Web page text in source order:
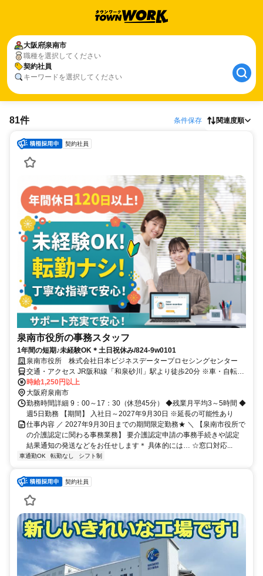
大阪府泉南市
職種を選択してください
契約社員
キーワードを選択してください
81件 条件保存 関連度順
契約社員
泉南市役所の事務スタッフ
1年間の短期♪未経験OK＊土日祝休み/824-9w0101
泉南市役所 株式会社日本ビジネスデータープロセシングセンター
交通・アクセス JR阪和線「和泉砂川」駅より徒歩20分 ※車・自転車
通勤OK！
時給1,250円以上
大阪府泉南市
勤務時間詳細 9：00～17：30（休憩45分） ◆残業月平均3～5時間 ◆
週5日勤務 【期間】 入社日～2027年9月30日 ※延長の可能性あり
仕事内容 ／ 2027年9月30日までの期間限定勤務★ ＼ 【泉南市役所で
の介護認定に関わる事務業務】 要介護認定申請の事務手続きや認定
結果通知の発送などをお任せします＊ 具体的には… ☆窓口対応...
車通勤OK 転勤なし シフト制
契約社員